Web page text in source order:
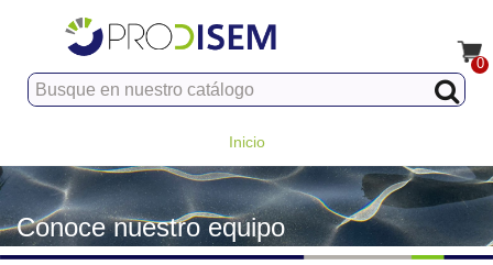
0
Inicio
Conoce nuestro equipo